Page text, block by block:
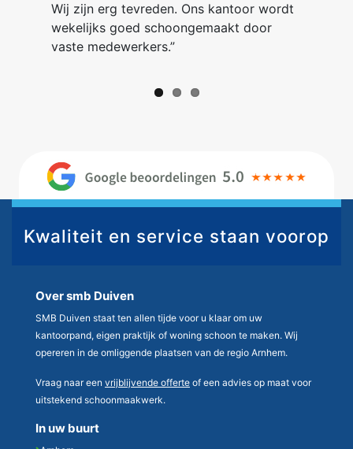
Wij zijn erg tevreden. Ons kantoor wordt
wekelijks goed schoongemaakt door
vaste medewerkers.”
Kwaliteit en service staan voorop
Over smb Duiven
SMB Duiven staat ten allen tijde voor u klaar om uw
kantoorpand, eigen praktijk of woning schoon te maken. Wij
opereren in de omliggende plaatsen van de regio Arnhem.
Vraag naar een vrijblijvende offerte of een advies op maat voor
uitstekend schoonmaakwerk.
In uw buurt